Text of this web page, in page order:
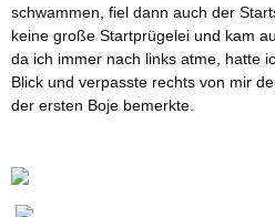
schwammen, fiel dann auch der
keine große Startprügelei und kam
da ich immer nach links atme, hatte
Blick und verpasste rechts von mir
der ersten Boje bemerkte.